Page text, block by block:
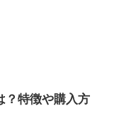
？特徴や購入方